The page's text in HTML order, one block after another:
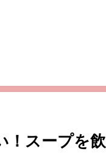
！スープを飲